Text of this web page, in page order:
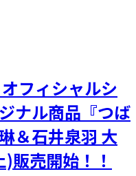
フィシャルシ
ナル商品『つば
＆石井泉羽 大
販売開始！！